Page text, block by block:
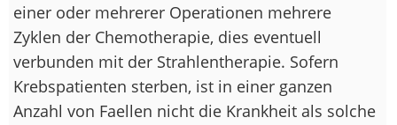
einer oder mehrerer Operationen mehrere
Zyklen der Chemotherapie, dies eventuell
verbunden mit der Strahlentherapie. Sofern
Krebspatienten sterben, ist in einer ganzen
Anzahl von Faellen nicht die Krankheit als solche